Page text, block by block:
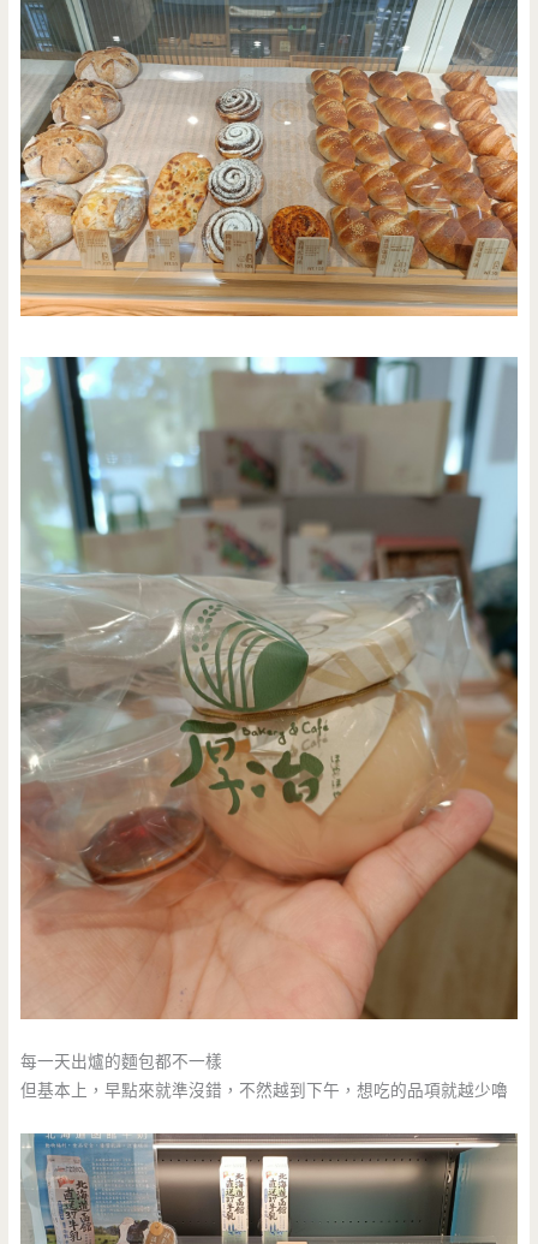
每一天出爐的麵包都不一樣
但基本上，早點來就準沒錯，不然越到下午，想吃的品項就越少嚕